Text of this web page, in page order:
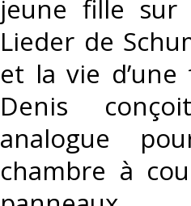
jeune fille
Lieder de
et la vie d’une
Denis
analogue
chambre à